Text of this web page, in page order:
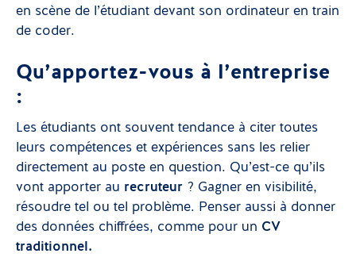
en scène de l’étudiant devant son ordinateur en train
de coder.
Qu’apportez-vous à l’entreprise
:
Les étudiants ont souvent tendance à citer toutes
leurs compétences et expériences sans les relier
directement au poste en question. Qu’est-ce qu’ils
vont apporter au recruteur ? Gagner en visibilité,
résoudre tel ou tel problème. Penser aussi à donner
des données chiffrées, comme pour un CV
traditionnel.